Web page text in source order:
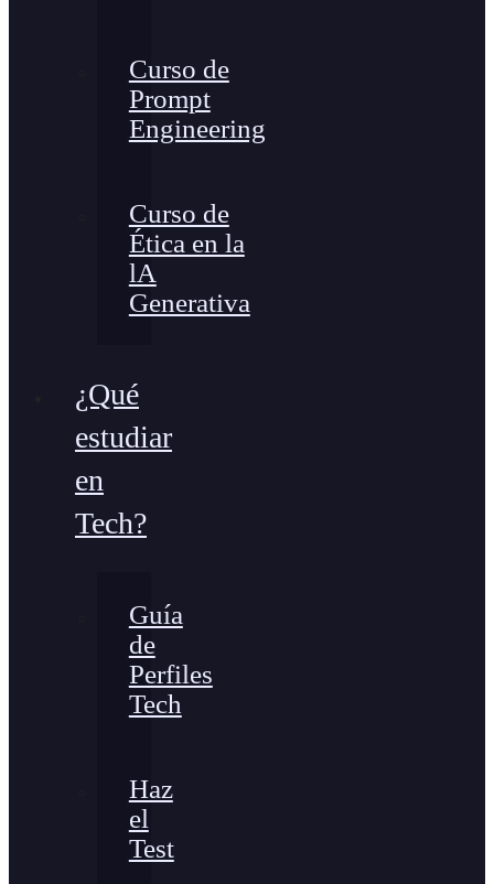
Curso de
Prompt
Engineering
Curso de
Ética en la
lA
Generativa
¿Qué
estudiar
en
Tech?
Guía
de
Perfiles
Tech
Haz
el
Test